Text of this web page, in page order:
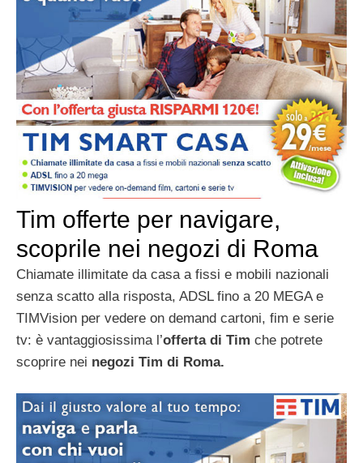
Tim offerte per navigare,
scoprile nei negozi di Roma
Chiamate illimitate da casa a fissi e mobili nazionali
senza scatto alla risposta, ADSL fino a 20 MEGA e
TIMVision per vedere on demand cartoni, fim e serie
tv: è vantaggiosissima l’offerta di Tim che potrete
scoprire nei negozi Tim di Roma.